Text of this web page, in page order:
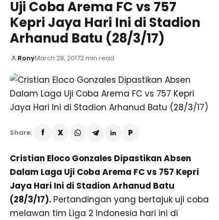
Uji Coba Arema FC vs 757
Kepri Jaya Hari Ini di Stadion
Arhanud Batu (28/3/17)
RonyMarch 28, 20172 min read
Share:
Cristian Eloco Gonzales Dipastikan Absen
Dalam Laga Uji Coba Arema FC vs 757 Kepri
Jaya Hari Ini di Stadion Arhanud Batu
(28/3/17). Pertandingan yang bertajuk uji coba
melawan tim Liga 2 Indonesia hari ini di